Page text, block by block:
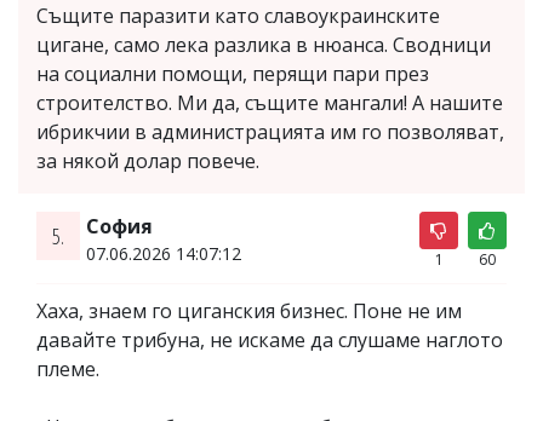
Същите паразити като славоукраинските
цигане, само лека разлика в нюанса. Сводници
на социални помощи, перящи пари през
строителство. Ми да, същите мангали! А нашите
ибрикчии в администрацията им го позволяват,
за някой долар повече.
5. София
07.06.2026 14:07:12 1 60
Хаха, знаем го циганския бизнес. Поне не им
давайте трибуна, не искаме да слушаме наглото
племе.